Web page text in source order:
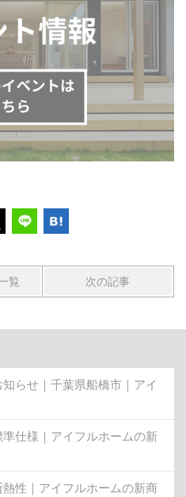
覧 次の記事
らせ｜千葉県船橋市｜アイ
仕様｜アイフルホームの新
性｜アイフルホームの新商